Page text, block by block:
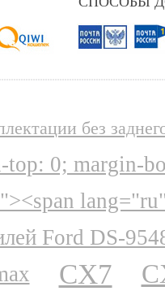
без
top: 0; margin-
Ford DS-
CX7